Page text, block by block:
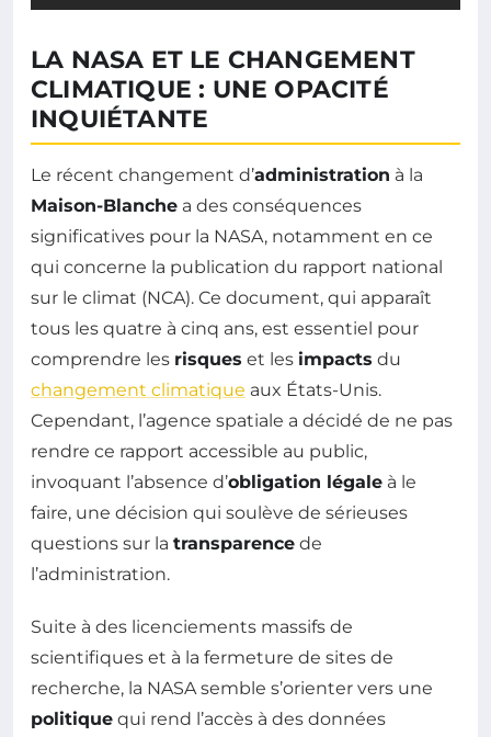
LA NASA ET LE CHANGEMENT
CLIMATIQUE : UNE OPACITÉ
INQUIÉTANTE
Le récent changement d’administration à la
Maison-Blanche a des conséquences
significatives pour la NASA, notamment en ce
qui concerne la publication du rapport national
sur le climat (NCA). Ce document, qui apparaît
tous les quatre à cinq ans, est essentiel pour
comprendre les risques et les impacts du
changement climatique aux États-Unis.
Cependant, l’agence spatiale a décidé de ne pas
rendre ce rapport accessible au public,
invoquant l’absence d’obligation légale à le
faire, une décision qui soulève de sérieuses
questions sur la transparence de
l’administration.
Suite à des licenciements massifs de
scientifiques et à la fermeture de sites de
recherche, la NASA semble s’orienter vers une
politique qui rend l’accès à des données